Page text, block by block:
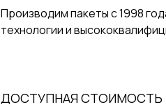
Производим пакеты с 1998
технологии и
ДОСТУПНАЯ СТОИМОСТЬ